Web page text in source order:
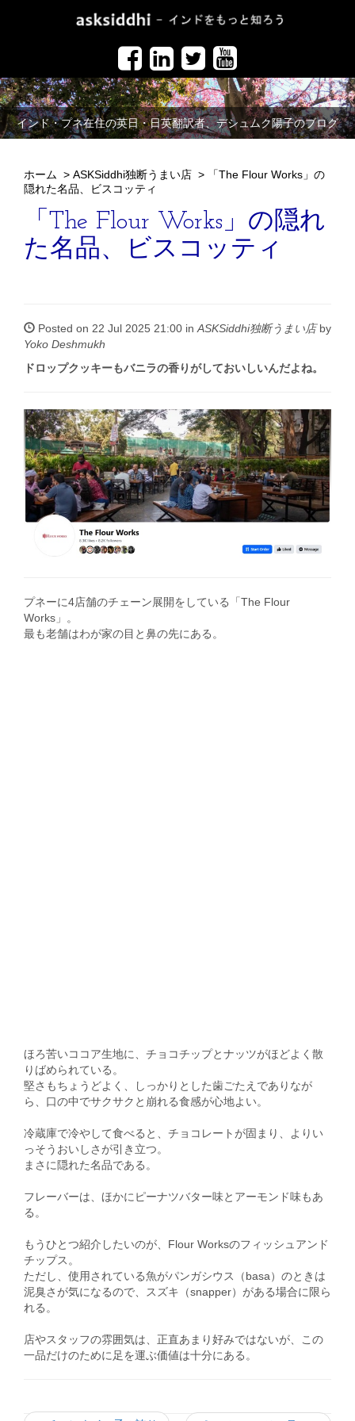
インド・プネ在住の英日・日英翻訳者、デシュムク陽子のブログ
ホーム > ASKSiddhi独断うまい店 >
「The Flour Works」の
隠れた名品、ビスコッティ
「The Flour Works」の隠れ
た名品、ビスコッティ
Posted on 22 Jul 2025 21:00 in ASKSiddhi独断うまい店by
Yoko Deshmukh
ドロップクッキーもバニラの香りがしておいしいんだよね。
プネーに4店舗のチェーン展開をしている「The Flour
Works」。
最も老舗はわが家の目と鼻の先にある。
ほろ苦いココア生地に、チョコチップとナッツがほどよく散
りばめられている。
堅さもちょうどよく、しっかりとした歯ごたえでありなが
ら、口の中でサクサクと崩れる食感が心地よい。
冷蔵庫で冷やして食べると、チョコレートが固まり、よりい
っそうおいしさが引き立つ。
まさに隠れた名品である。
フレーバーは、ほかにピーナツバター味とアーモンド味もあ
る。
もうひとつ紹介したいのが、Flour Worksのフィッシュアンド
チップス。
ただし、使用されている魚がパンガシウス（basa）のときは
泥臭さが気になるので、スズキ（snapper）がある場合に限ら
れる。
店やスタッフの雰囲気は、正直あまり好みではないが、この
一品だけのために足を運ぶ価値は十分にある。